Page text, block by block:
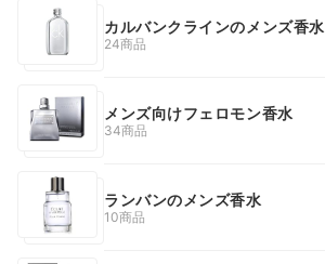
カルバンクラインのメンズ香水
24商品
メンズ向けフェロモン香水
34商品
ランバンのメンズ香水
10商品